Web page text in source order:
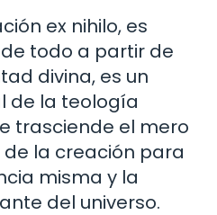
ex nihilo, es
todo a partir de
divina, es un
de la teología
trasciende el mero
la creación para
misma y la
del universo.